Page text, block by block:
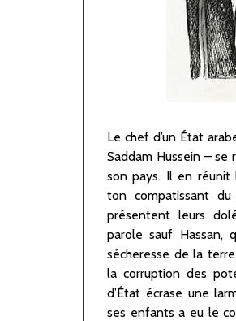
Le chef d’un État
Saddam Hussein – se
son pays. Il en réunit
ton compatissant
présentent leurs
parole sauf
sécheresse de la
la corruption des
d’État écrase une
ses enfants a eu le
probablement
israélienne. Elle
journalistes
célèbre signature :
Ramallah – avait
locuteurs
seconde intifada,
vingt années
colonisation de la
raison, que Sherine